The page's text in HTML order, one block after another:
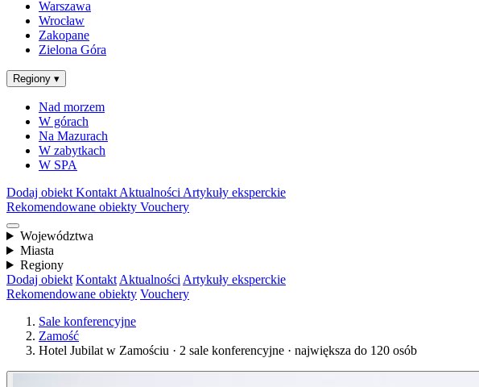
Warszawa
Wrocław
Zakopane
Zielona Góra
Regiony ▾
Nad morzem
W górach
Na Mazurach
W zabytkach
W SPA
Dodaj obiekt Kontakt Aktualności Artykuły eksperckie
Rekomendowane obiekty Vouchery
Województwa
Miasta
Regiony
Dodaj obiekt Kontakt Aktualności Artykuły eksperckie
Rekomendowane obiekty Vouchery
Sale konferencyjne
Zamość
Hotel Jubilat w Zamościu · 2 sale konferencyjne · największa do 120 osób